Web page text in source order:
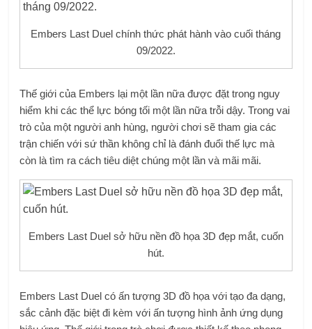
Embers Last Duel chính thức phát hành vào cuối tháng
09/2022.
Thế giới của Embers lại một lần nữa được đặt trong nguy
hiểm khi các thể lực bóng tối một lần nữa trỗi dậy. Trong vai
trò của một người anh hùng, người chơi sẽ tham gia các
trận chiến với sứ thần không chỉ là đánh đuổi thế lực mà
còn là tìm ra cách tiêu diệt chúng một lần và mãi mãi.
Embers Last Duel sở hữu nền đồ họa 3D đẹp mắt, cuốn
hút.
Embers Last Duel có ấn tượng 3D đồ họa với tạo đa dạng,
sắc cảnh đặc biệt đi kèm với ấn tượng hình ảnh ứng dụng